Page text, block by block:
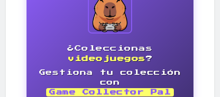
¿Coleccionas
videojuegos?
Gestiona tu colección
con
Game Collector Pal